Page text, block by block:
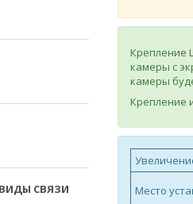
Крепление
камеры с
камеры
Крепление
Место